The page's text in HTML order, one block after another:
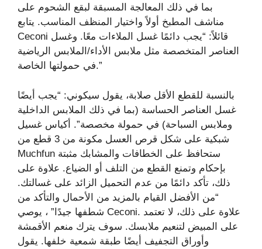
بما في ذلك المعالجة المسبقة لبقع الشحوم على
مناشف المطبخ أولاً واختيار المنظف المناسب. يتابع
Ceconi قائلاً: “يجب دائمًا غسل الملاءات معًا. وغسل
العناصر المتخصصة مثل ملابس الأداء/الملابس الرياضية
في حمولتها الخاصة.”
بالنسبة للقطع الأقل صلابة، يقول سيكوني: “يجب أيضًا
غسل العناصر الحساسة (بما في ذلك الملابس الداخلية
وملابس السباحة) في حمولة مخصصة”. أكياس غسيل
شبكية على شكل قرص العسل مكونة من 3 قطع من
Muchfun ستحافظ على الخطافات والمشابك مثبتة
بإحكام وتمنع القطع من التلف أو الضياع. علاوة على
ذلك، تأكد دائمًا من عدم التحميل الزائد على غسالتك.
“من الأفضل القيام بالمزيد من الأحمال والتأكد من
شطفها جيدًا” ، يوصي Ceconi. علاوة على ذلك، لا تعتمد
على المبيض لتنعيم ملابسك. سوف يترك منعم الأقمشة
وأوراق التجفيف أيضًا طبقة شمعية خلفها. يقول